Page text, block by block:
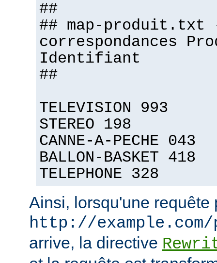
##
## map-
correspondances
Identifiant
##
TELEVISION 993
STEREO 198
CANNE-A-PECHE 043
BALLON-BASKET 418
TELEPHONE 328
Ainsi, lorsqu'une requête
http://example.com/
arrive, la directive